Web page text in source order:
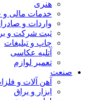
هنری
خدمات مالی و
واردات و
ثبت شرکت و
چاپ و تبلیغات
آتلیه عکاسی
تعمیر لوازم
صنعت
آهن آلات و
ابزار و یراق